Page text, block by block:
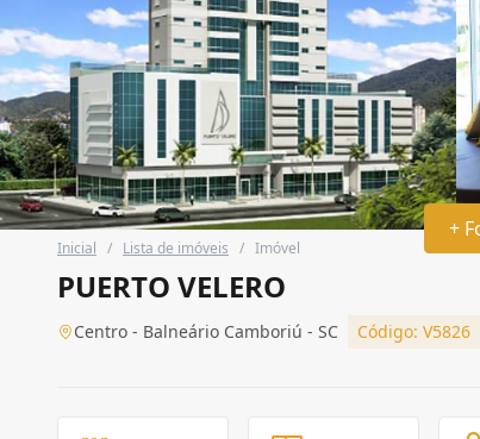
+
Inicial / Lista de imóveis / Imóvel
PUERTO VELERO
Centro - Balneário Camboriú - SC Código: V5826